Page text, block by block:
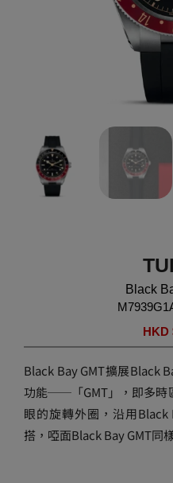
Black
HKD
Black Bay GMT擴展Black
功能──「GMT」，即多時
眼的旋轉外圈，沿用
搭，啞面Black Bay GMT同